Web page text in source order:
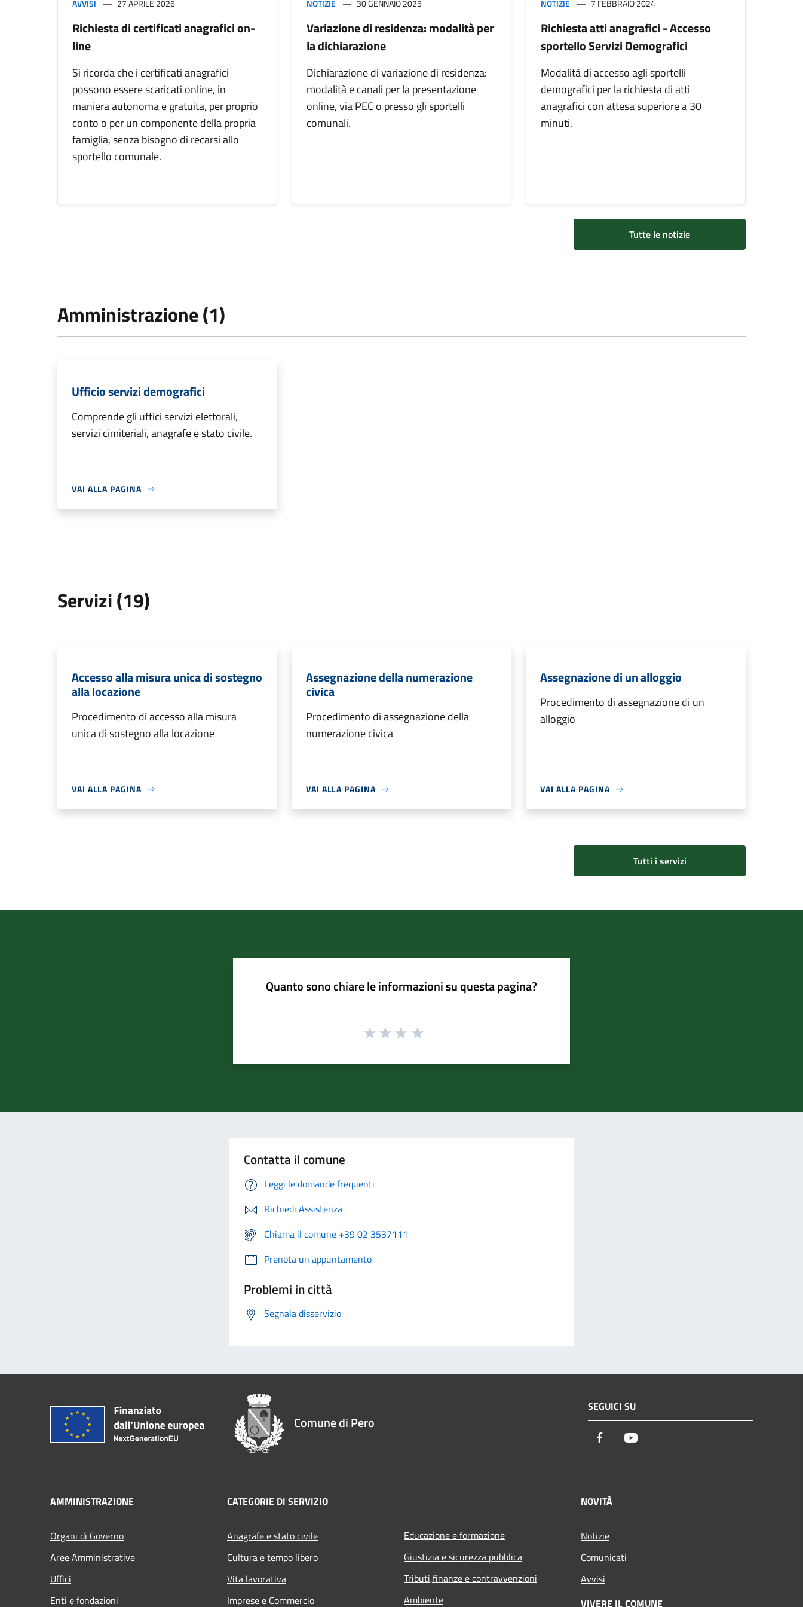
AVVISI 27 APRILE 2026
Richiesta di certificati anagrafici on-
line
Si ricorda che i certificati anagrafici
possono essere scaricati online, in
maniera autonoma e gratuita, per proprio
conto o per un componente della propria
famiglia, senza bisogno di recarsi allo
sportello comunale.
NOTIZIE 30 GENNAIO 2025
Variazione di residenza: modalità per
la dichiarazione
Dichiarazione di variazione di residenza:
modalità e canali per la presentazione
online, via PEC o presso gli sportelli
comunali.
NOTIZIE 7 FEBBRAIO 2024
Richiesta atti anagrafici - Accesso
sportello Servizi Demografici
Modalità di accesso agli sportelli
demografici per la richiesta di atti
anagrafici con attesa superiore a 30
minuti.
Tutte le notizie
Amministrazione (1)
Ufficio servizi demografici
Comprende gli uffici servizi elettorali,
servizi cimiteriali, anagrafe e stato civile.
VAI ALLA PAGINA
Servizi (19)
Accesso alla misura unica di sostegno
alla locazione
Procedimento di accesso alla misura
unica di sostegno alla locazione
VAI ALLA PAGINA
Assegnazione della numerazione
civica
Procedimento di assegnazione della
numerazione civica
VAI ALLA PAGINA
Assegnazione di un alloggio
Procedimento di assegnazione di un
alloggio
VAI ALLA PAGINA
Tutti i servizi
Quanto sono chiare le informazioni su questa pagina?
Contatta il comune
Leggi le domande frequenti
Richiedi Assistenza
Chiama il comune +39 02 3537111
Prenota un appuntamento
Problemi in città
Segnala disservizio
Comune di Pero
SEGUICI SU
Facebook
AMMINISTRAZIONE
Organi di Governo
Aree Amministrative
Uffici
Enti e fondazioni
CATEGORIE DI SERVIZIO
Anagrafe e stato civile
Cultura e tempo libero
Vita lavorativa
Imprese e Commercio
Educazione e formazione
Giustizia e sicurezza pubblica
Tributi,finanze e contravvenzioni
Ambiente
NOVITÀ
Notizie
Comunicati
Avvisi
VIVERE IL COMUNE